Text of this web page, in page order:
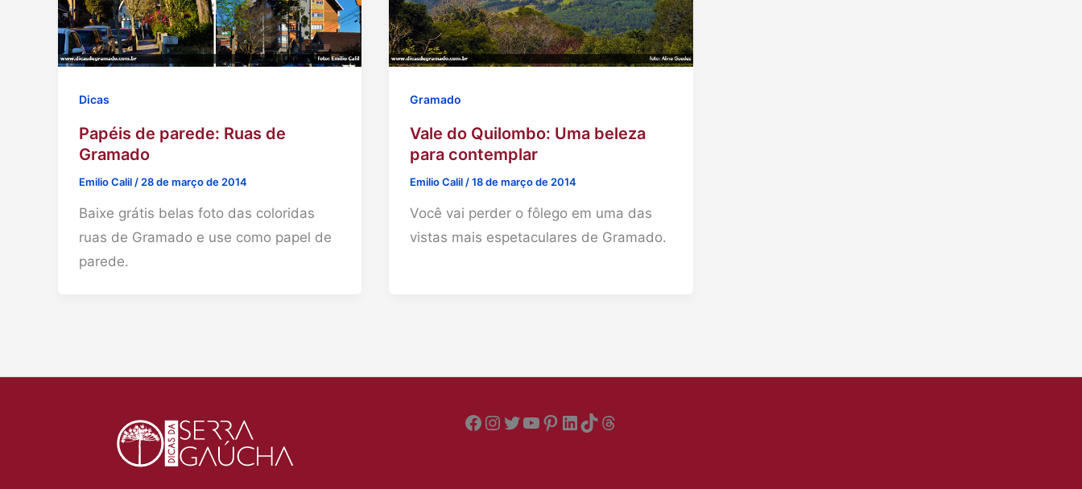
Dicas
Papéis de parede: Ruas de
Gramado
Emilio Calil / 28 de março de 2014
Baixe grátis belas foto das coloridas
ruas de Gramado e use como papel de
parede.
Gramado
Vale do Quilombo: Uma beleza
para contemplar
Emilio Calil /18 de março de 2014
Você vai perder o fôlego em uma das
vistas mais espetaculares de Gramado.
Facebook
Instagram
Twitter
YouTube
Pinterest
LinkedIn
TikTok
Threads